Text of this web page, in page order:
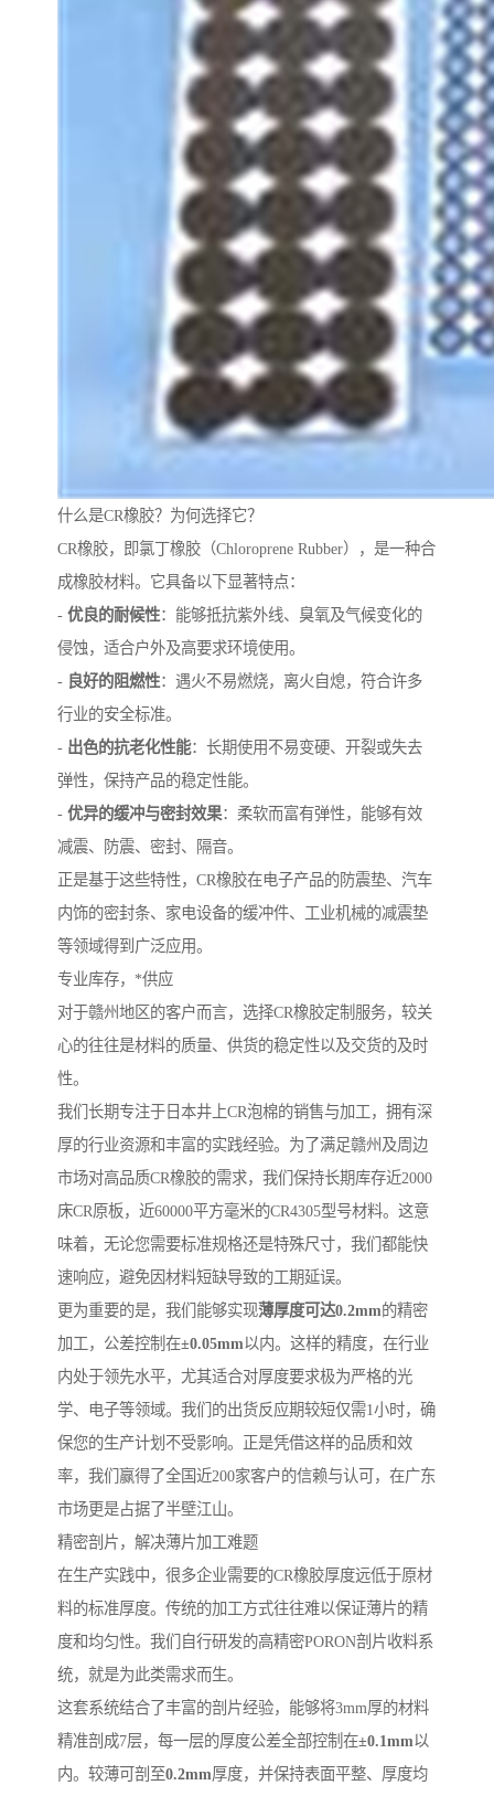
什么是CR橡胶？为何选择它？
CR橡胶，即氯丁橡胶（Chloroprene Rubber），是一种合
成橡胶材料。它具备以下显著特点：
- 优良的耐候性：能够抵抗紫外线、臭氧及气候变化的
侵蚀，适合户外及高要求环境使用。
- 良好的阻燃性：遇火不易燃烧，离火自熄，符合许多
行业的安全标准。
- 出色的抗老化性能：长期使用不易变硬、开裂或失去
弹性，保持产品的稳定性能。
- 优异的缓冲与密封效果：柔软而富有弹性，能够有效
减震、防震、密封、隔音。
正是基于这些特性，CR橡胶在电子产品的防震垫、汽车
内饰的密封条、家电设备的缓冲件、工业机械的减震垫
等领域得到广泛应用。
专业库存，*供应
对于赣州地区的客户而言，选择CR橡胶定制服务，较关
心的往往是材料的质量、供货的稳定性以及交货的及时
性。
我们长期专注于日本井上CR泡棉的销售与加工，拥有深
厚的行业资源和丰富的实践经验。为了满足赣州及周边
市场对高品质CR橡胶的需求，我们保持长期库存近2000
床CR原板，近60000平方毫米的CR4305型号材料。这意
味着，无论您需要标准规格还是特殊尺寸，我们都能快
速响应，避免因材料短缺导致的工期延误。
更为重要的是，我们能够实现薄厚度可达0.2mm的精密
加工，公差控制在±0.05mm以内。这样的精度，在行业
内处于领先水平，尤其适合对厚度要求极为严格的光
学、电子等领域。我们的出货反应期较短仅需1小时，确
保您的生产计划不受影响。正是凭借这样的品质和效
率，我们赢得了全国近200家客户的信赖与认可，在广东
市场更是占据了半壁江山。
精密剖片，解决薄片加工难题
在生产实践中，很多企业需要的CR橡胶厚度远低于原材
料的标准厚度。传统的加工方式往往难以保证薄片的精
度和均匀性。我们自行研发的高精密PORON剖片收料系
统，就是为此类需求而生。
这套系统结合了丰富的剖片经验，能够将3mm厚的材料
精准剖成7层，每一层的厚度公差全部控制在±0.1mm以
内。较薄可剖至0.2mm厚度，并保持表面平整、厚度均